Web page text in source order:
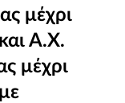
μέχρι
Α.Χ.
μέχρι